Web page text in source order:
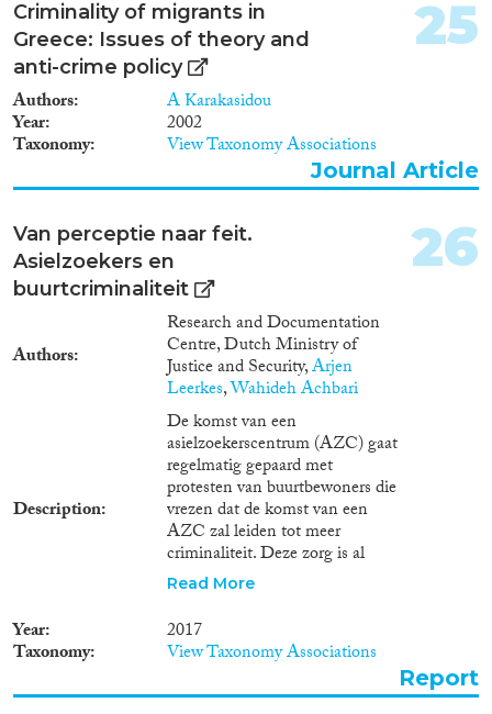
Criminality of migrants in
Greece: Issues of theory and
anti-crime policy
Authors A Karakasidou
Year 2002
Taxonomy View Taxonomy Associations
25
Journal Article
Van perceptie naar feit.
Asielzoekers en
buurtcriminaliteit
Authors
Research and Documentation
Centre, Dutch Ministry of
Justice and Security,Arjen
Leerkes,Wahideh Achbari
Description
De komst van een
asielzoekerscentrum (AZC) gaat
regelmatig gepaard met
protesten van buurtbewoners die
vrezen dat de komst van een
AZC zal leiden tot meer
criminaliteit. Deze zorg is al
eerder aanleiding geweest voor
de volgende twee hoofdvragen
centraal die daarin
onbeantwoord zijn gebleven:
1.In hoeverre zijn de aard en
Read More
Year 2017
Taxonomy View Taxonomy Associations
26
Report